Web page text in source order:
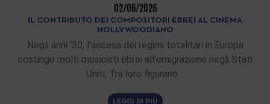
02/06/2026
IL CONTRIBUTO DEI COMPOSITORI EBREI AL CINEMA
HOLLYWOODIANO
Negli anni '30, l'ascesa dei regimi totalitari in Europa
costinge molti musicisti ebrei all'emigrazione negli Stati
Uniti. Tra loro figurano…
LEGGI DI PIÙ